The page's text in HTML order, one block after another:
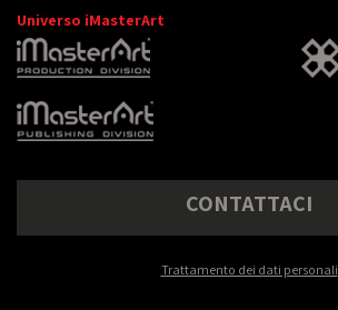
Universo iMasterArt
CONTATTACI
Trattamento dei dati personali